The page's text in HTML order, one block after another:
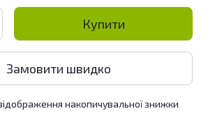
Купити
Замовити швидко
накопичувальної знижки